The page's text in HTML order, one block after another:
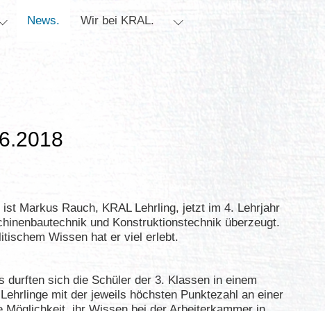
for "Lehre."
News. Wir bei KRAL. Submenu for "Wir bei KRAL."
Markus Rauch, KRAL Lehrling, jetzt im 4. Lehrjahr
und Konstruktionstechnik überzeugt.
Wissen hat er viel erlebt.
durften sich die Schüler der 3. Klassen in einem
mit der jeweils höchsten Punktezahl an einer